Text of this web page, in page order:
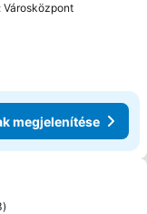
Városközpont
megjelenítése
a kedvencekhez